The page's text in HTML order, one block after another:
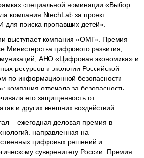
специальной номинации «Выбор
компания NtechLab за проект
для поиска пропавших детей».
выступает компания «ОМГ». Премия
Министерства цифрового развития,
АНО «Цифровая экономика» и
ресурсов и экологии Российской
по информационной безопасности
компания отвечала за безопасность
его защищенность от
и других внешних воздействий.
– ежегодная деловая премия в
направленная на
цифровых решений и
суверенитету России. Премия